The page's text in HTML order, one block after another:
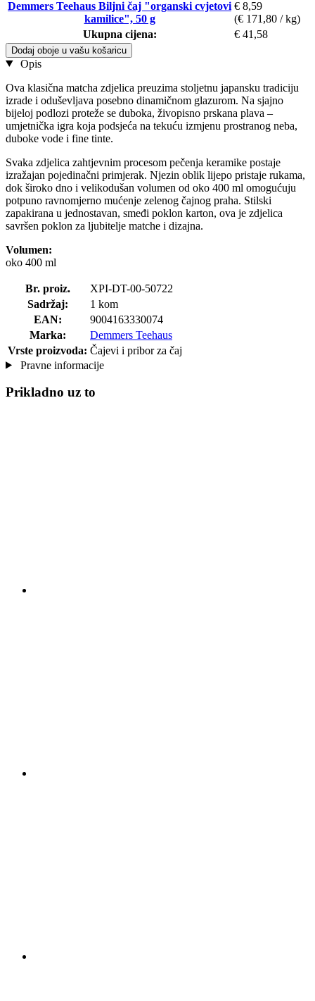
Demmers Teehaus Biljni čaj "organski cvjetovi
kamilice", 50 g
€ 8,59
(€ 171,80 / kg)
Ukupna cijena:
€ 41,58
Dodaj oboje u vašu košaricu
Opis
Ova klasična matcha zdjelica preuzima stoljetnu japansku tradiciju
izrade i oduševljava posebno dinamičnom glazurom. Na sjajno
bijeloj podlozi proteže se duboka, živopisno prskana plava –
umjetnička igra koja podsjeća na tekuću izmjenu prostranog neba,
duboke vode i fine tinte.
Svaka zdjelica zahtjevnim procesom pečenja keramike postaje
izražajan pojedinačni primjerak. Njezin oblik lijepo pristaje rukama,
dok široko dno i velikodušan volumen od oko 400 ml omogućuju
potpuno ravnomjerno mućenje zelenog čajnog praha. Stilski
zapakirana u jednostavan, smeđi poklon karton, ova je zdjelica
savršen poklon za ljubitelje matche i dizajna.
Volumen:
oko 400 ml
Br. proiz.
XPI-DT-00-50722
Sadržaj:
1 kom
EAN:
9004163330074
Marka:
Demmers Teehaus
Vrste proizvoda: Čajevi i pribor za čaj
Pravne informacije
Prikladno uz to